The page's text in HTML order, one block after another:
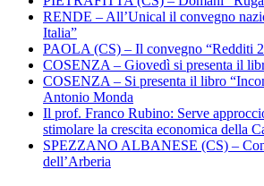
RENDE – All’Unical il convegno
Italia”
PAOLA (CS) – Il convegno “Redditi
COSENZA – Giovedì si presenta il
COSENZA – Si presenta il libro
Antonio Monda
Il prof. Franco Rubino: Serve
stimolare la crescita economica della
SPEZZANO ALBANESE (CS) –
dell’Arberia